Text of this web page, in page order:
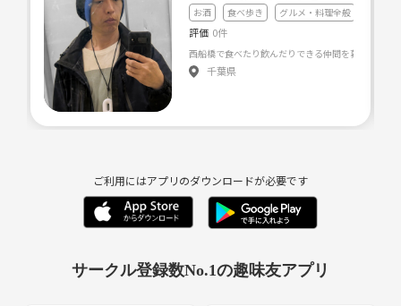
お酒 食べ歩き グルメ・料理全般
評価 0件
西船橋で食べたり飲んだりできる仲間を募集！ 日本
千葉県
ご利用にはアプリのダウンロードが必要です
サークル登録数No.1の趣味友アプリ